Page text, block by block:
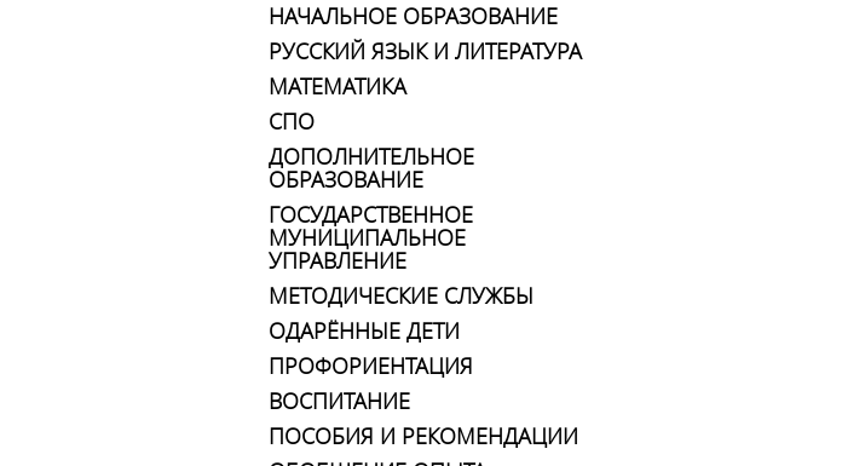
НАЧАЛЬНОЕ ОБРАЗОВАНИЕ
РУССКИЙ ЯЗЫК И ЛИТЕРАТУРА
МАТЕМАТИКА
СПО
ДОПОЛНИТЕЛЬНОЕ
ОБРАЗОВАНИЕ
ГОСУДАРСТВЕННОЕ
МУНИЦИПАЛЬНОЕ
УПРАВЛЕНИЕ
МЕТОДИЧЕСКИЕ СЛУЖБЫ
ОДАРЁННЫЕ ДЕТИ
ПРОФОРИЕНТАЦИЯ
ВОСПИТАНИЕ
ПОСОБИЯ И РЕКОМЕНДАЦИИ